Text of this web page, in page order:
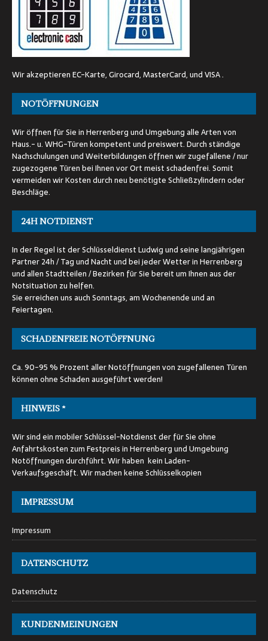
Wir akzeptieren EC-Karte, Girocard, MasterCard, und VISA .
NOTÖFFNUNGEN
Wir öffnen für Sie in Herrenberg und Umgebung alle Arten von
Haus.- u. WHG-Türen kompetent und preiswert. Durch ständige
Nachschulungen und Weiterbildungen öffnen wir zugefallene / nur
zugezogene Türen bei Ihnen vor Ort meist schadenfrei. Somit
vermeiden wir Kosten durch neu benötigte Schließzylindern oder
Beschläge.
24H NOTDIENST
In der Regel ist der Schlüsseldienst Ludwig und seine langjährigen
Partner 24h / Tag und Nacht und bei jeder Wetter in Herrenberg
und allen Stadtteilen / Bezirken für Sie bereit um Ihnen aus der
Notsituation zu helfen.
Sie erreichen uns auch Sonntags, am Wochenende und an
Feiertagen.
SCHADENFREIE NOTÖFFNUNG
Ca. 90-95 % Prozent aller Notöffnungen von zugefallenen Türen
können ohne Schaden ausgeführt werden!
HINWEIS *
Wir sind ein mobiler Schlüssel-Notdienst der für Sie ohne
Anfahrtskosten zum Festpreis in Herrenberg und Umgebung
Notöffnungen durchführt. Wir haben kein Laden-
Verkaufsgeschäft. Wir machen keine Schlüsselkopien
IMPRESSUM
Impressum
DATENSCHUTZ
Datenschutz
KUNDENMEINUNGEN